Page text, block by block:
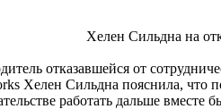
Хелен Сильдна на
отказавшейся от
Хелен Сильдна пояснила, что
работать дальше вместе